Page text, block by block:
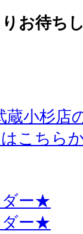
お待ち
蔵小杉店
こちら
ダー★
ダー★